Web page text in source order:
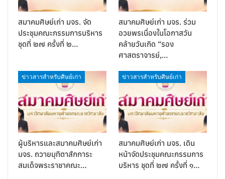
สมาคมศิษย์เก่า มจร. จัด
ประชุมคณะกรรมการบริหาร
ชุดที่ ๒๗ ครั้งที่ ๒…
สมาคมศิษย์เก่า มจร. ร่วม
อวยพรเนื่องในโอกาสวัน
คล้ายวันเกิด “รอง
ศาสตราจารย์,…
ข่าวสารสำหรับศิษย์เก่า
ผู้บริหารและสมาคมศิษย์เก่า
มจร. ถวายมุทิตาสักการะ
สมเด็จพระราชาคณะ…
ข่าวสารสำหรับศิษย์เก่า
สมาคมศิษย์เก่า มจร. เดิน
หน้าจัดประชุมคณะกรรมการ
บริหาร ชุดที่ ๒๗ ครั้งที่ ๑…